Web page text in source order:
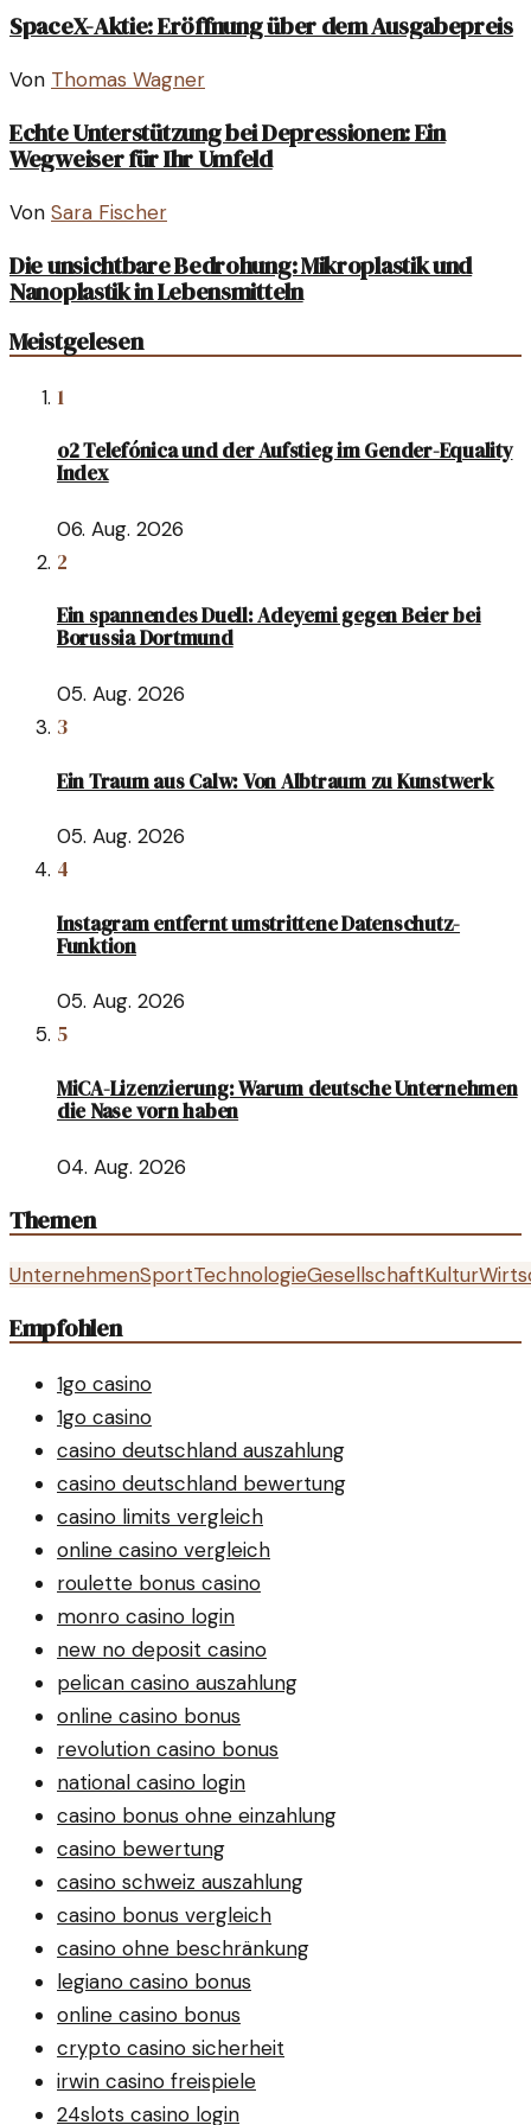
SpaceX-Aktie: Eröffnung über dem Ausgabepreis
Von Thomas Wagner
Echte Unterstützung bei Depressionen: Ein
Wegweiser für Ihr Umfeld
Von Sara Fischer
Die unsichtbare Bedrohung: Mikroplastik und
Nanoplastik in Lebensmitteln
Meistgelesen
1
o2 Telefónica und der Aufstieg im Gender-Equality
Index
06. Aug. 2026
2
Ein spannendes Duell: Adeyemi gegen Beier bei
Borussia Dortmund
05. Aug. 2026
3
Ein Traum aus Calw: Von Albtraum zu Kunstwerk
05. Aug. 2026
4
Instagram entfernt umstrittene Datenschutz-
Funktion
05. Aug. 2026
5
MiCA-Lizenzierung: Warum deutsche Unternehmen
die Nase vorn haben
04. Aug. 2026
Themen
UnternehmenSportTechnologieGesellschaftKultur
Empfohlen
1go casino
1go casino
casino deutschland auszahlung
casino deutschland bewertung
casino limits vergleich
online casino vergleich
roulette bonus casino
monro casino login
new no deposit casino
pelican casino auszahlung
online casino bonus
revolution casino bonus
national casino login
casino bonus ohne einzahlung
casino bewertung
casino schweiz auszahlung
casino bonus vergleich
casino ohne beschränkung
legiano casino bonus
online casino bonus
crypto casino sicherheit
irwin casino freispiele
24slots casino login